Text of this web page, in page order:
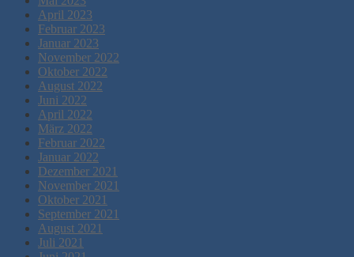
April 2023
Februar 2023
Januar 2023
November 2022
Oktober 2022
August 2022
Juni 2022
April 2022
März 2022
Februar 2022
Januar 2022
Dezember 2021
November 2021
Oktober 2021
September 2021
August 2021
Juli 2021